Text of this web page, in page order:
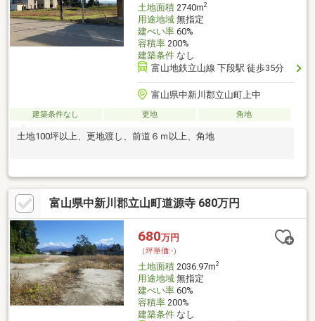
土地面積2740m2
用途地域無指定
建ぺい率60%
容積率200%
建築条件なし
富山地鉄立山線 下段駅 徒歩35分
富山県中新川郡立山町上中
建築条件なし 更地 角地
土地100坪以上、更地渡し、前道６ｍ以上、角地
富山県中新川郡立山町道源寺 680万円
680万円
（坪単価:-）
土地面積2036.97m2
用途地域無指定
建ぺい率60%
容積率200%
建築条件なし